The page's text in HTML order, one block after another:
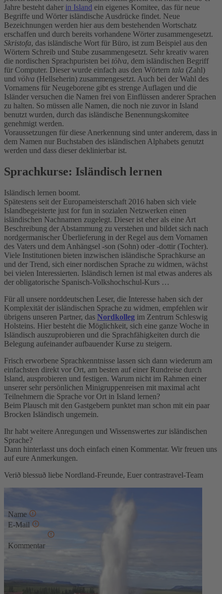
Jahre besteht daher in Island ein eigenes Komitee, das für neue
Begriffe und Wörter isländische Ausdrücke findet. Neue
Bezeichnungen werden hier aus dem bestehenden Wortschatz
erschaffen und durch bereits vorhandene Wörter zusammengesetzt.
Skristofa, das isländische Wort für Büro, ist zum Beispiel aus den
Wörtern Schreib und Stube zusammengesetzt. Sehr kreativ waren
die nordischen Sprachpuristen bei tölva, dem isländischen Begriff
für Computer. Dieser wurde einfach aus den Wörtern tala (Zahl)
und völva (Hellseherin) zusammengesetzt. Auch bei der Wahl des
Vornamens für Neugeborene gibt es strenge Auflagen und die
Isländer versuchen die Namen frei von Einflüssen anderer Sprachen
zu halten. So müssen alle Namen, die noch nie zuvor in Island
benutzt wurden, durch das isländische Benennungskomitee
genehmigt werden.
Voraussetzungen für diese Anerkennung sind unter anderem, dass in
dem Namen nur Buchstaben des isländischen Alphabets genutzt
werden und dass dieser deklinierbar ist.
Sprachkurse: Isländisch lernen
Isländisch lernen boomt.
Spätestens seit der Europameisterschaft 2016 haben sich viele
Islandbegeisterte just for fun in sozialen Netzwerken einen
isländischen Nachnamen zugelegt. Dieser ist eher als eine Art
Beschreibung der Abstammung zu verstehen und bildet sich nach
nordgermanischer Überlieferung in der Regel aus dem Vornamen
des Vaters und dem Anhängsel -son (Sohn) oder -dottir (Tochter).
Viele Institutionen bieten inzwischen isländische Sprachkurse an
und der Trend, sich einer nordischen Sprache zu widmen, wächst
bei vielen Interessierten. Isländisch lernen ist mal etwas anderes als
der obligatorische Spanisch-Volkshochschul-Kurs …
Für all unsere norddeutschen Leser, die Interesse haben sich der
Komplexität der isländischen Sprache zu widmen, empfehlen wir
übrigens unseren Partner, das Nordkolleg im Zentrum Schleswig
Holsteins. Hier besteht die Möglichkeit, sich eine ganze Woche in
Isländisch auszuprobieren und die Sprachfähigkeiten durch die
Belegung aufeinander aufbauender Kurse zu steigern.
Frisch erworbene Sprachkenntnisse lassen sich dann wiederum am
einfachsten direkt vor Ort, am besten auf einer Rundreise durch
Island, ausprobieren und festigen. Warum nicht im Rahmen einer
unserer sehr persönlichen Minigruppenreisen mit maximal acht
Teilnehmern die Sprache vor Ort in Island lernen?
Beim Plausch mit den Gastgebern punktet man schon mit ein paar
Brocken Isländisch ungemein.
Ihr habt weitere Anregungen und Wissenswertes zur isländischen
Sprache?
Dann hinterlasst uns doch einfach einen Kommentar. Wir freuen uns
auf eure Anmerkungen.
Verið blessuð liebe Nordland-Freunde, Euer contrastravel-Team
Name
E-Mail
Kommentar
Absenden